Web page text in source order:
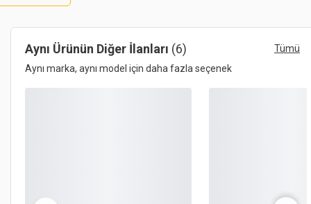
Aynı Ürünün Diğer İlanları (6)
Tümü
Aynı marka, aynı model için daha fazla seçenek